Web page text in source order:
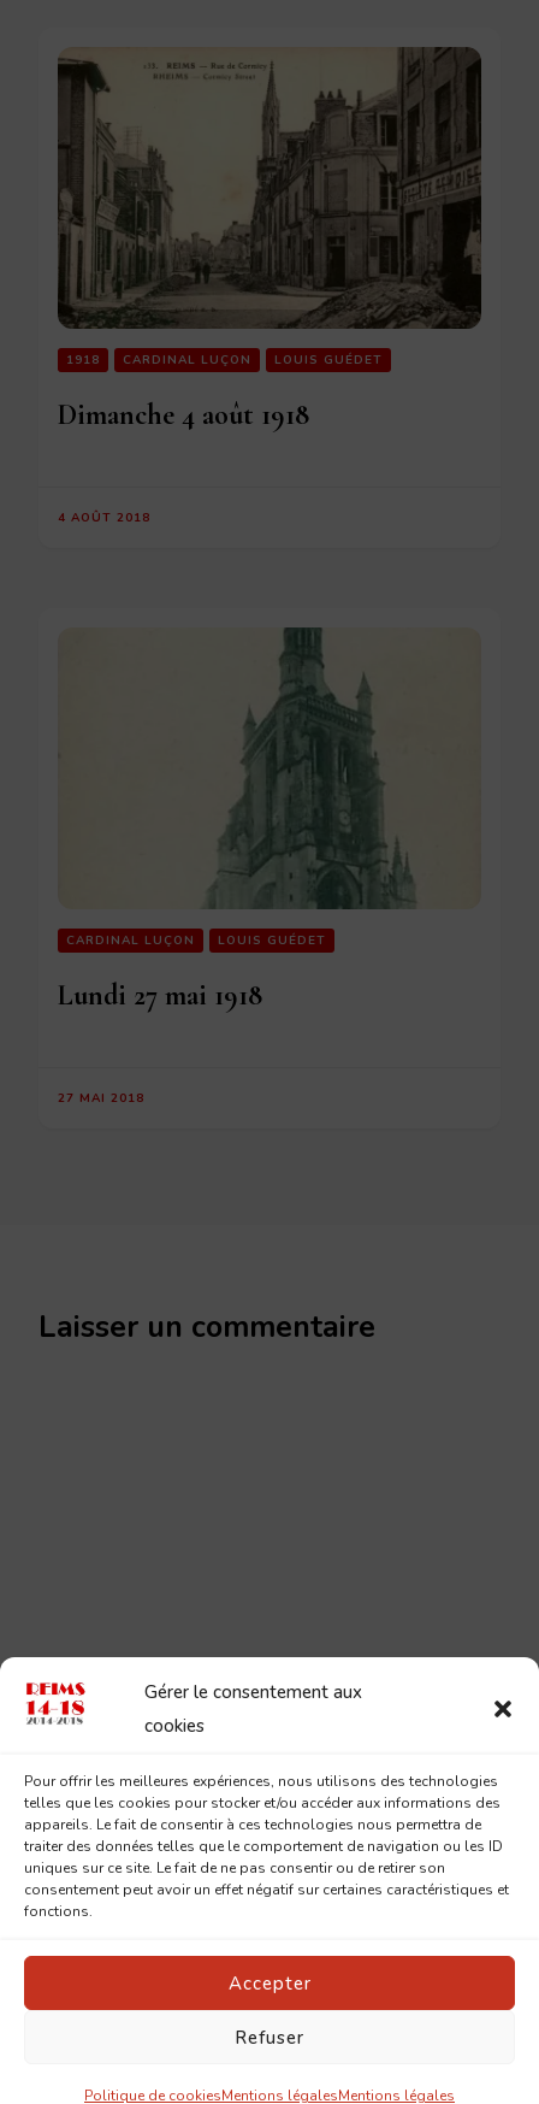
Gérer le consentement aux
cookies
Pour offrir les meilleures expériences, nous utilisons des technologies
telles que les cookies pour stocker et/ou accéder aux informations des
appareils. Le fait de consentir à ces technologies nous permettra de
traiter des données telles que le comportement de navigation ou les ID
uniques sur ce site. Le fait de ne pas consentir ou de retirer son
consentement peut avoir un effet négatif sur certaines caractéristiques et
fonctions.
Accepter
Refuser
Politique de cookiesMentions légalesMentions légales
1918 CARDINAL LUÇON LOUIS GUÉDET
Dimanche 4 août 1918
4 AOÛT 2018
CARDINAL LUÇON LOUIS GUÉDET
Lundi 27 mai 1918
27 MAI 2018
Laisser un commentaire
Reims 14-18. Tous droits réservés.